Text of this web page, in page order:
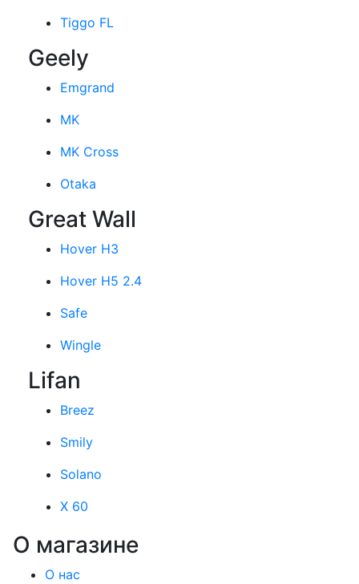
Tiggo FL
Geely
Emgrand
MK
MK Cross
Otaka
Great Wall
Hover H3
Hover H5 2.4
Safe
Wingle
Lifan
Breez
Smily
Solano
X 60
О магазине
О нас